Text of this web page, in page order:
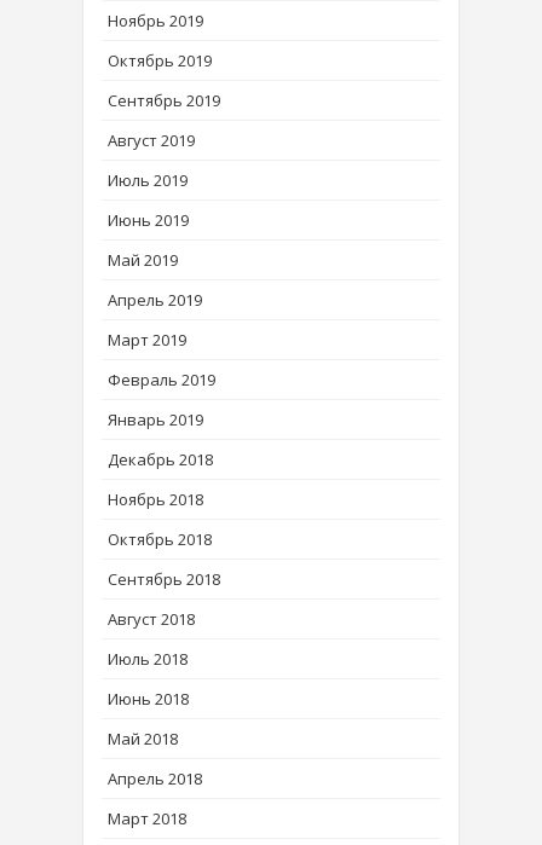
Ноябрь 2019
Октябрь 2019
Сентябрь 2019
Август 2019
Июль 2019
Июнь 2019
Май 2019
Апрель 2019
Март 2019
Февраль 2019
Январь 2019
Декабрь 2018
Ноябрь 2018
Октябрь 2018
Сентябрь 2018
Август 2018
Июль 2018
Июнь 2018
Май 2018
Апрель 2018
Март 2018